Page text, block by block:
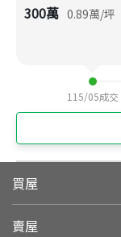
300萬 0.89萬/坪
115/05成交
買屋
賣屋